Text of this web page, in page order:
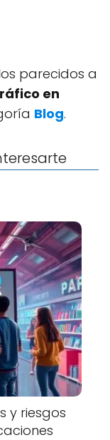
parecidos a
en
Blog.
y riesgos